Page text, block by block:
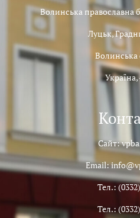
Волинська православна
Луцьк,
Волинська
Україна,
Сайт:
Email:
Тел.:
Тел.: